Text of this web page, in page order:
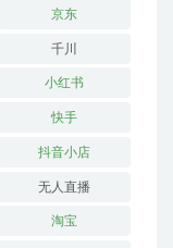
京东
千川
小红书
快手
抖音小店
无人直播
淘宝